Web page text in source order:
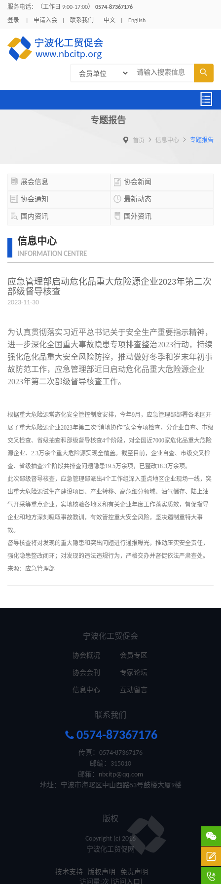
服务电话：（工作日 9:00-17:00） 0574-87367176
登录 申请入会 联系我们 中文 English


专题报告
 首页  信息中心  专题报告
 展会信息  协会新闻
 协会通知  最新动态
 国内资讯  国外资讯
信息中心
INFORMATION CENTRE
应急管理部启动危化品重大危险源企业2023年第二次
部级督导核查
2023-11-30
为认真贯彻落实习近平总书记关于安全生产重要指示精神，
进一步深化全国重大事故隐患专项排查整治2023行动，持续
强化危化品重大安全风险防控，推动做好冬季和岁末年初事
故防范工作，应急管理部近日启动危化品重大危险源企业
2023年第二次部级督导核查工作。
根据重大危险源常态化安全管控制度安排，今年9月，应急管理部部署各地区开
展了重大危险源企业2023年第二次“消地协作”安全专项检查，分企业自查、市级
交叉检查、省级抽查和部级督导核查4个阶段，对全国近7000家危化品重大危险
源企业、2.3万余个重大危险源实现全覆盖。截至目前，企业自查、市级交叉检
查、省级抽查3个阶段共排查问题隐患19.5万余项，已整改18.3万余项。
此次部级督导核查，应急管理部派出4个工作组深入重点地区企业现场一线，突
出重大危险源试生产建设项目、产业转移、高危细分领域、油气储存、陆上油
气开采等重点企业，实地核验各地区和有关企业年度工作落实质效，督促指导
企业和地方深刻吸取事故教训，有效管控重大安全风险，坚决遏制重特大事
故。
督导核查将对发现的重大隐患和突出问题进行通报曝光，推动压实安全责任，
强化隐患整改闭环；对发现的违法违规行为，严格交办并督促依法严肃查处。
来源：应急管理部
宁波化工贸促会
协会概况
协会会刊
信息中心
会员专区
专家论坛
互动留言
联系我们
 0574-87367176
传真：0574-87367176
邮编：315010
邮箱： nbcitp@qq.com
地址：宁波市海曙区中山西路53号鼓楼大厦9楼
版权
Copyright (c) 2016
宁波化工贸促网
技术支持 版权声明
免责声明
访问量:次 [访问入口]


